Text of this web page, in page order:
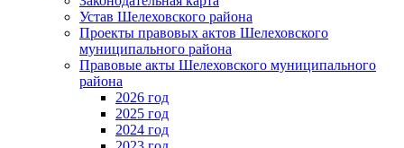
Устав Шелеховского района
Проекты правовых актов Шелеховского
муниципального района
Правовые акты Шелеховского муниципального
района
2026 год
2025 год
2024 год